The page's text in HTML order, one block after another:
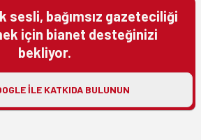
sesli, bağımsız gazeteciliği
için bianet desteğinizi
bekliyor.
ILE KATKIDA BULUNUN